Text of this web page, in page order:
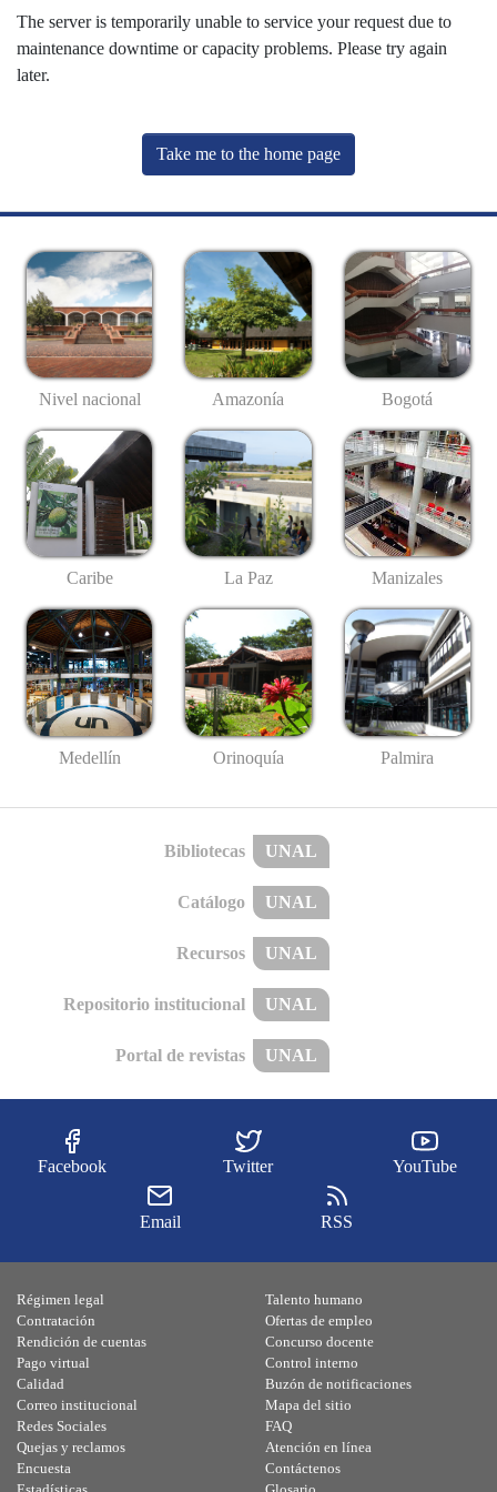
The server is temporarily unable to service your request due to
maintenance downtime or capacity problems. Please try again
later.
Take me to the home page
Nivel nacional Amazonía Bogotá
Caribe La Paz Manizales
Medellín Orinoquía Palmira
Bibliotecas UNAL
Catálogo UNAL
Recursos UNAL
Repositorio institucional UNAL
Portal de revistas UNAL
Facebook Twitter YouTube
Email RSS
Régimen legal
Contratación
Rendición de cuentas
Pago virtual
Calidad
Talento humano
Ofertas de empleo
Concurso docente
Control interno
Buzón de notificaciones
Correo institucional
Redes Sociales
Quejas y reclamos
Encuesta
Mapa del sitio
FAQ
Atención en línea
Contáctenos